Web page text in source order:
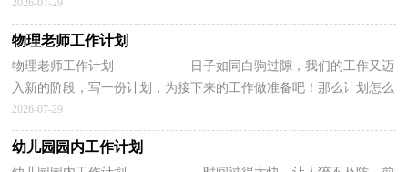
了！计划怎么写才不会流于形式呢？以下是小编...
2026-07-29
物理老师工作计划
物理老师工作计划 日子如同白驹过隙，我们的工作又迈
入新的阶段，写一份计划，为接下来的工作做准备吧！那么计划怎么
拟定才能发挥它最大的作用呢？下面是小编收...
2026-07-29
幼儿园园内工作计划